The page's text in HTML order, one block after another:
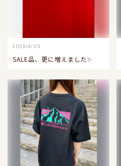
2026/8/05
SALE品、更に増えました✨